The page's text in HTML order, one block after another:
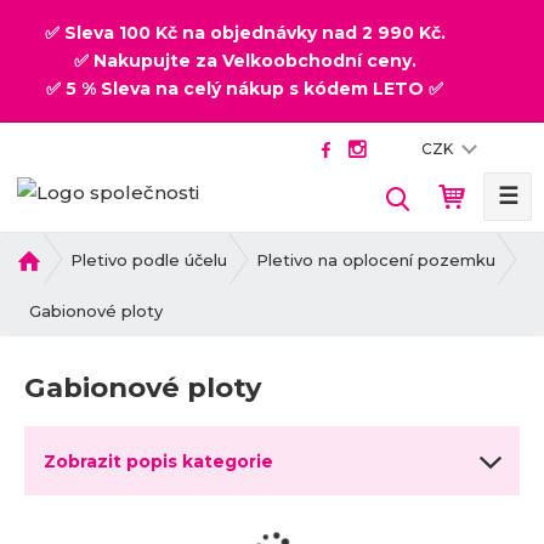
✅ Sleva 100 Kč na objednávky nad 2 990 Kč.
✅ Nakupujte za Velkoobchodní ceny.
✅ 5 % Sleva na celý nákup s kódem LETO ✅
CZK
h
☰
o
í
r
a
Pletivo podle účelu Pletivo na oplocení pozemku
Gabionové ploty
Gabionové ploty
Zobrazit popis kategorie